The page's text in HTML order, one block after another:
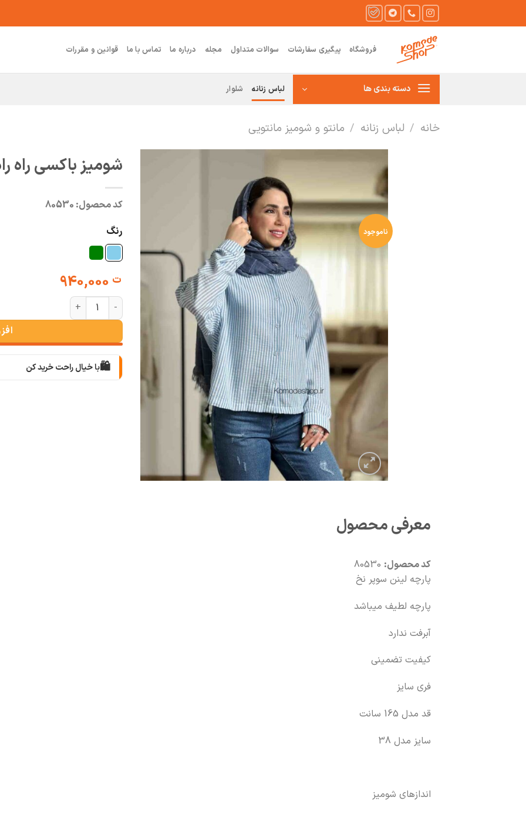
فروشگاه پیگیری سفارشات سوالات متداول مجله درباره ما تماس با ما قوانین و مقررات
دسته بندی ها لباس زنانه شلوار
خانه / لباس زنانه / مانتو و شومیز مانتویی
ناموجود
شومیز باکسی راه
کد محصول: 80530
رنگ
ت
شومیز باکسی راه راه عدد
🛍️با خیال راحت خرید کن
معرفی محصول
کد محصول: 80530
پارچه لینن سوپر نخ
پارچه لطیف میباشد
آبرفت ندارد
کیفیت تضمینی
فری سایز
قد مدل 165 سانت
سایز مدل 38
اندازهای شومیز